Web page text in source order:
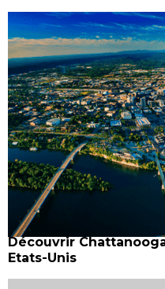
Découvrir
Etats-Unis